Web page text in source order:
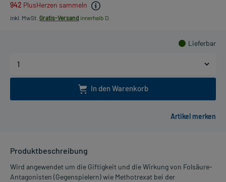
942 PlusHerzen sammeln
inkl. MwSt. Gratis-Versand innerhalb D.
Lieferbar
In den Warenkorb
Produktbeschreibung
Wird angewendet um die Giftigkeit und die Wirkung von Folsäure-
Antagonisten (Gegenspielern) wie Methotrexat bei der